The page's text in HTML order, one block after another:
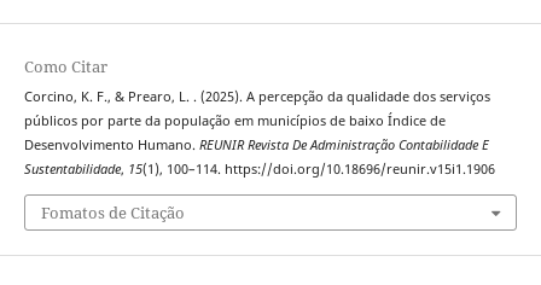
Como Citar
Corcino, K. F., & Prearo, L. . (2025). A percepção da qualidade dos serviços
públicos por parte da população em municípios de baixo Índice de
Desenvolvimento Humano. REUNIR Revista De Administração Contabilidade E
Sustentabilidade, 15(1), 100–114. https://doi.org/10.18696/reunir.v15i1.1906
Fomatos de Citação